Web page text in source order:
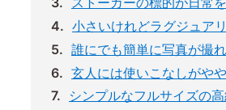
小さいけれどラグジュア
誰にでも簡単に写真が撮
玄人には使いこなしがや
シンプルなフルサイズの